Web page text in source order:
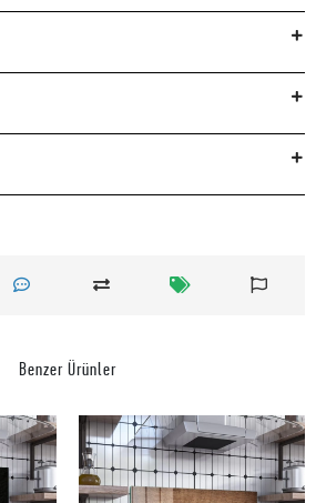
Benzer Ürünler